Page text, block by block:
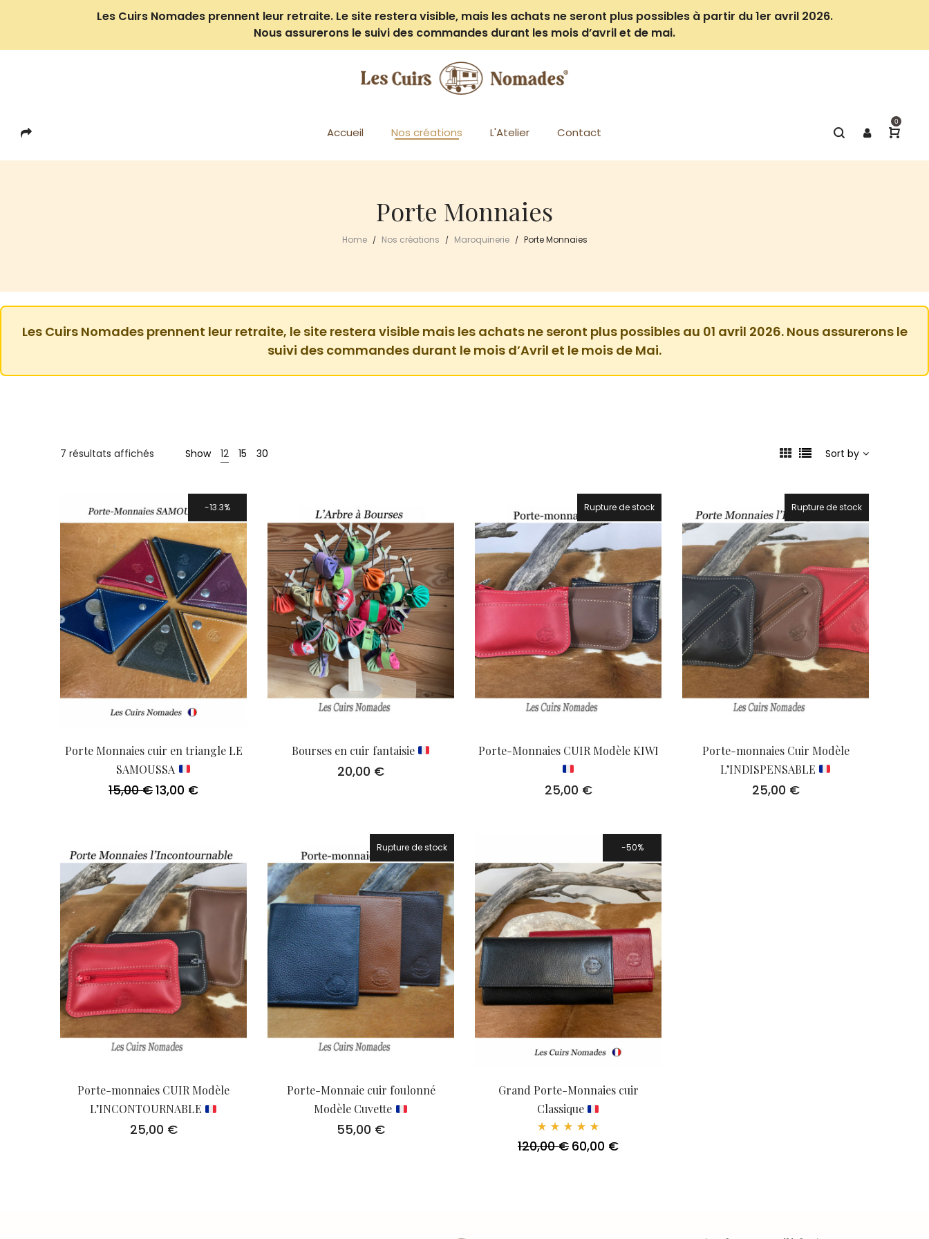
Les Cuirs Nomades prennent leur retraite. Le site restera visible, mais les achats ne seront plus possibles à partir du 1er avril 2026.
Nous assurerons le suivi des commandes durant les mois d’avril et de mai.
Accueil Nos créations L'Atelier Contact
0
Porte Monnaies
Home / Nos créations / Maroquinerie / Porte Monnaies
Les Cuirs Nomades prennent leur retraite, le site restera visible mais les achats ne seront plus possibles au 01 avril 2026. Nous assurerons le
suivi des commandes durant le mois d’Avril et le mois de Mai.
7 résultats affichés Show 12 15 30 Sort by
13.3%
Porte Monnaies cuir en triangle LE
SAMOUSSA
15,00€ Le
13,00 €Le
Bourses en cuir fantaisie
20,00 €
Rupture de stock
Porte-Monnaies CUIR Modèle KIWI
25,00 €
Rupture de stock
Porte-monnaies Cuir Modèle
L’INDISPENSABLE
25,00 €
Porte-monnaies CUIR Modèle
L’INCONTOURNABLE
25,00 €
Rupture de stock
Porte-Monnaie cuir foulonné
Modèle Cuvette
55,00 €
50%
Grand Porte-Monnaies cuir
Classique
5.00
120,00€ Le
60,00 €Le